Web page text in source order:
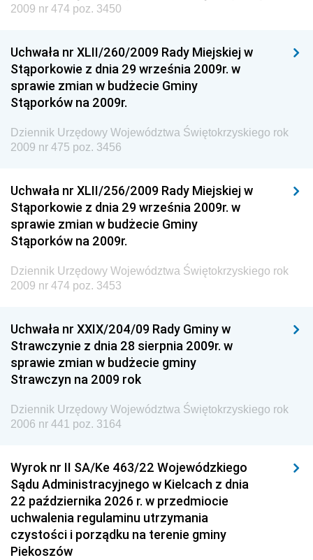
Dziennik Urzędowy Ministra Spraw Zagranicznych
Dziennik Urzędowy Centralnego Biura
Antykorupcyjnego
Wewnętrznego
Dziennik Urzędowy Urzędu Patentowego
Dziennik Urzędowy Generalnej Dyrekcji Dróg
Krajowych i Autostrad
Dziennik Urzędowy Ministra Środowiska
Dziennik Urzędowy Ministra Edukacji
Dziennik Urzędowy Ministra Przemysłu
Dziennik Urzędowy Ministra Finansów i Gospodarki
Dziennik Urzędowy Ministra do Spraw Unii
Dziennik Urzędowy Agencji Wywiadu
2009 nr 474 poz. 3450
Uchwała nr XLII/260/2009 Rady Miejskiej w
Stąporkowie z dnia 29 września 2009r. w
sprawie zmian w budżecie Gminy
Stąporków na 2009r.
Dziennik Urzędowy Województwa Świętokrzyskiego rok
2009 nr 475 poz. 3456
Uchwała nr XLII/256/2009 Rady Miejskiej w
Stąporkowie z dnia 29 września 2009r. w
sprawie zmian w budżecie Gminy
Stąporków na 2009r.
Dziennik Urzędowy Województwa Świętokrzyskiego rok
2009 nr 474 poz. 3453
Uchwała nr XXIX/204/09 Rady Gminy w
Strawczynie z dnia 28 sierpnia 2009r. w
sprawie zmian w budżecie gminy
Strawczyn na 2009 rok
Dziennik Urzędowy Województwa Świętokrzyskiego rok
2006 nr 441 poz. 3164
Wyrok nr II SA/Ke 463/22 Wojewódzkiego
Sądu Administracyjnego w Kielcach z dnia
22 października 2026 r. w przedmiocie
uchwalenia regulaminu utrzymania
czystości i porządku na terenie gminy
Piekoszów